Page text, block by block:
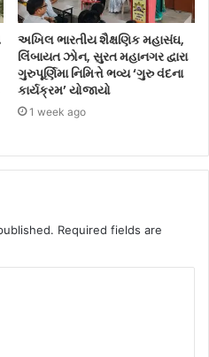
અખિલ ભારતીય શૈક્ષણિક મહાસંઘ,
લિંબાયત ઝોન, સુરત મહાનગર દ્વારા
ગુરુપૂર્ણિમા નિમિત્તે ભવ્ય ‘ગુરુ વંદના
કાર્યક્રમ’ યોજાયો
1 week ago
Required fields are